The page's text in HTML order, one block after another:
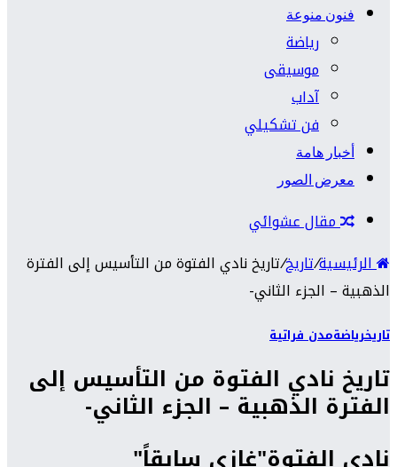
فنون منوعة
رياضة
موسيقى
آداب
فن تشكيلي
أخبار هامة
معرض الصور
مقال عشوائي
الرئيسية/تاريخ/تاريخ نادي الفتوة من التأسيس إلى الفترة
الذهبية – الجزء الثاني-
تاريخرياضةمدن فراتية
تاريخ نادي الفتوة من التأسيس إلى
الفترة الذهبية – الجزء الثاني-